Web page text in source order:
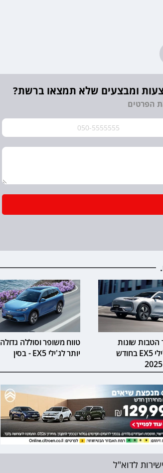
ומבצעים שלא תמצאו ברשת?
הפרטים
הטבות שונות
לרוכשי ג'ילי EX5 בחודש
טווח משופר וסוללה גדולה
יותר לג'ילי EX5 - בסין
לדוא"ל